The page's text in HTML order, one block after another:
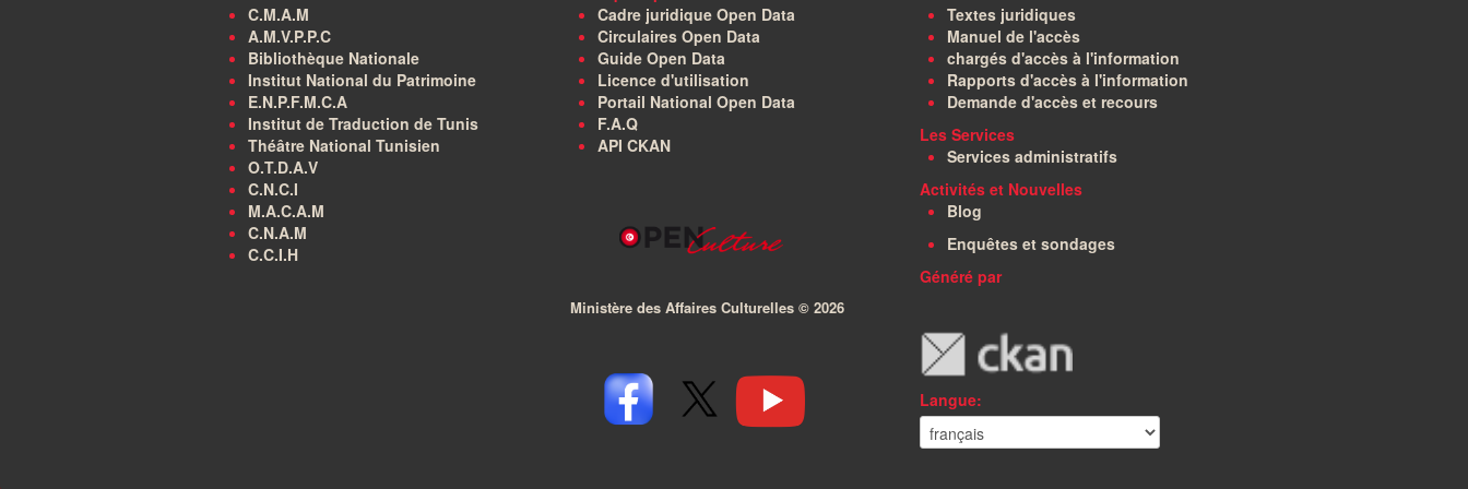
C.M.A.M
A.M.V.P.P.C
Bibliothèque Nationale
Institut National du Patrimoine
E.N.P.F.M.C.A
Institut de Traduction de Tunis
Théâtre National Tunisien
O.T.D.A.V
C.N.C.I
M.A.C.A.M
C.N.A.M
C.C.I.H
Cadre juridique Open Data
Circulaires Open Data
Guide Open Data
Licence d'utilisation
Portail National Open Data
F.A.Q
API CKAN
Ministère des Affaires Culturelles © 2026
Textes juridiques
Manuel de l'accès
chargés d'accès à l'information
Rapports d'accès à l'information
Demande d'accès et recours
Les Services
Services administratifs
Activités et Nouvelles
Blog
Enquêtes et sondages
Généré par
Langue